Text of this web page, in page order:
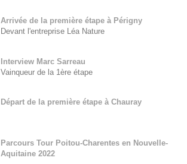
Arrivée de la première étape à Périgny
Devant l'entreprise Léa Nature
Interview Marc Sarreau
Vainqueur de la 1ère étape
Départ de la première étape à Chauray
Parcours Tour Poitou-Charentes en Nouvelle-
Aquitaine 2022